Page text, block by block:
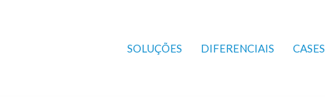
SOLUÇÕES DIFERENCIAIS CASES